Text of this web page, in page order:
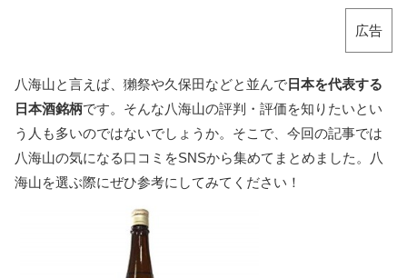
広告
八海山と言えば、獺祭や久保田などと並んで 日本を代表する
日本酒銘柄です。そんな八海山の評判・評価を知りたいとい
う人も多いのではないでしょうか。そこで、今回の記事では
八海山の気になる口コミをSNSから集めてまとめました。八
海山を選ぶ際にぜひ参考にしてみてください！